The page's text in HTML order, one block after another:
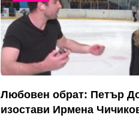
Любовен обрат: Петър
изостави Ирмена